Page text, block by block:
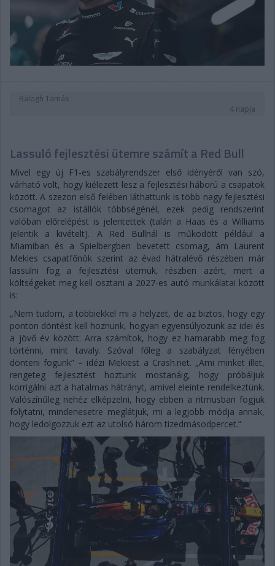
Balogh Tamás
4 napja
Lassuló fejlesztési ütemre számít a Red Bull
Mivel egy új F1-es szabályrendszer első idényéről van szó,
várható volt, hogy kiélezett lesz a fejlesztési háború a csapatok
között. A szezon első felében láthattunk is több nagy fejlesztési
csomagot az istállók többségénél, ezek pedig rendszerint
valóban előrelépést is jelentettek (talán a Haas és a Williams
jelentik a kivételt). A Red Bullnál is működött például a
Miamiban és a Spielbergben bevetett csomag, ám Laurent
Mekies csapatfőnök szerint az évad hátralévő részében már
lassulni fog a fejlesztési ütemük, részben azért, mert a
költségeket meg kell osztani a 2027-es autó munkálatai között
is:
„Nem tudom, a többiekkel mi a helyzet, de az biztos, hogy egy
ponton döntést kell hoznunk, hogyan egyensúlyozunk az idei és
a jövő év között. Arra számítok, hogy ez hamarabb meg fog
történni, mint tavaly. Szóval főleg a szabályzat fényében
dönteni fogunk” – idézi Mekiest a Crash.net. „Ami minket illet,
rengeteg fejlesztést hoztunk mostanáig, hogy próbáljuk
korrigálni azt a hatalmas hátrányt, amivel eleinte rendelkeztünk.
Valószínűleg nehéz elképzelni, hogy ebben a ritmusban fogjuk
folytatni, mindenesetre meglátjuk, mi a legjobb módja annak,
hogy ledolgozzuk ezt az utolsó három tizedmásodpercet.”